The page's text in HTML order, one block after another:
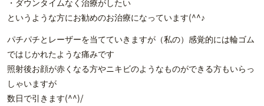
・ダウンタイムなく治療がしたい
というような方にお勧めのお治療になっています(^^♪
パチパチとレーザーを当てていきますが（私の）感覚的には輪ゴム
ではじかれたような痛みです
照射後お顔が赤くなる方やニキビのようなものができる方もいらっ
しゃいますが
数日で引きます(^^)/